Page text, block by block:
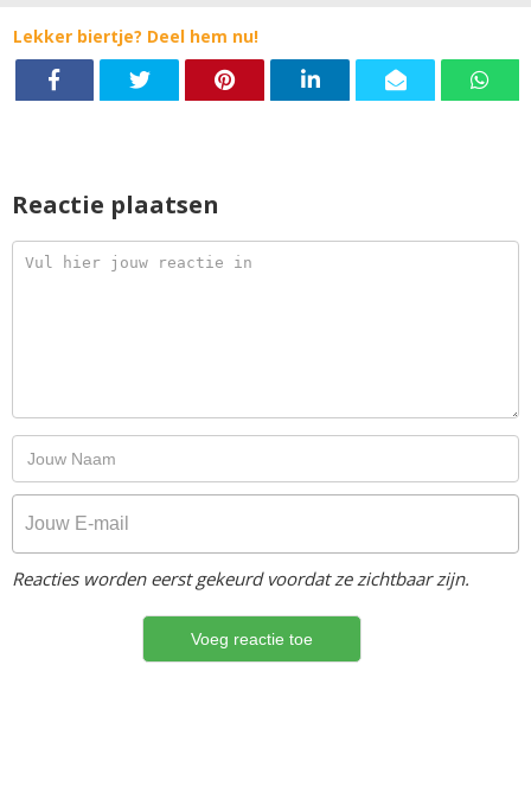
Lekker biertje? Deel hem nu!
Reactie plaatsen
Reacties worden eerst gekeurd voordat ze zichtbaar zijn.